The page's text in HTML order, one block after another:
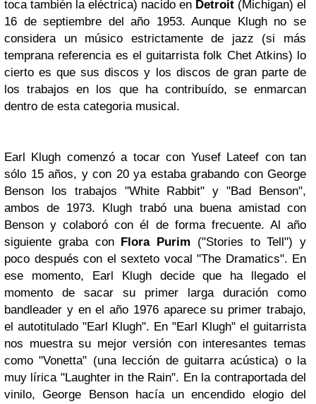
toca también la eléctrica) nacido en Detroit (Michigan) el
16 de septiembre del año 1953. Aunque Klughno se
considera un músico estrictamente de jazz (si más
temprana referencia es el guitarrista folk Chet Atkins) lo
cierto es que sus discos y los discos de gran parte de
los trabajos en los que ha contribuído, se enmarcan
dentro de esta categoria musical.
Earl Klugh comenzó a tocar con Yusef Lateef con tan
sólo 15 años, y con 20 ya estaba grabando con George
Benson los trabajos "White Rabbit" y "Bad Benson",
ambos de 1973. Klugh trabó una buena amistad con
Benson y colaboró con él de forma frecuente. Al año
siguiente graba con Flora Purim ("Stories to Tell") y
poco después con el sexteto vocal "The Dramatics". En
ese momento, Earl Klughdecide que ha llegado el
momento de sacar su primer larga duración como
bandleader y en el año 1976 aparece su primer trabajo,
el autotitulado "Earl Klugh". En "Earl Klugh" el guitarrista
nos muestra su mejor versión con interesantes temas
como"Vonetta" (una lección de guitarra acústica) o la
muy lírica "Laughter in the Rain". En la contraportada del
vinilo,George Bensonhacía un encendido elogio del